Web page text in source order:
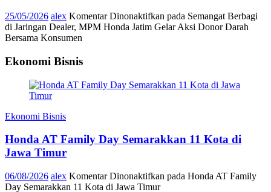
25/05/2026 alex Komentar Dinonaktifkan pada Semangat Berbagi
di Jaringan Dealer, MPM Honda Jatim Gelar Aksi Donor Darah
Bersama Konsumen
Ekonomi Bisnis
Ekonomi Bisnis
Honda AT Family Day Semarakkan 11 Kota di
Jawa Timur
06/08/2026 alex Komentar Dinonaktifkan pada Honda AT Family
Day Semarakkan 11 Kota di Jawa Timur